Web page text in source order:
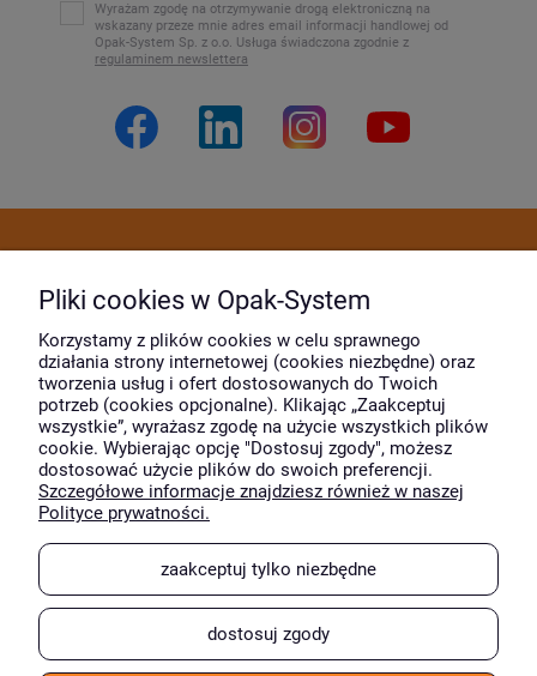
Wyrażam zgodę na otrzymywanie drogą elektroniczną na
wskazany przeze mnie adres email informacji handlowej od
Opak-System Sp. z o.o. Usługa świadczona zgodnie z
regulaminem newslettera
Moje konto
O firmie
Wyróżnili nas
Pliki cookies w Opak-System
Korzystamy z plików cookies w celu sprawnego
działania strony internetowej (cookies niezbędne) oraz
tworzenia usług i ofert dostosowanych do Twoich
potrzeb (cookies opcjonalne). Klikając „Zaakceptuj
wszystkie”, wyrażasz zgodę na użycie wszystkich plików
cookie. Wybierając opcję "Dostosuj zgody", możesz
dostosować użycie plików do swoich preferencji.
Szczegółowe informacje znajdziesz również w naszej
Polityce prywatności.
zaakceptuj tylko niezbędne
dostosuj zgody